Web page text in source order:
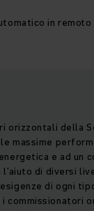
in remoto
orizzontali della
massime
e ad un
di diversi
di ogni
commissionatori